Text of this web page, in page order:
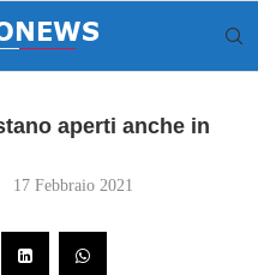
aperti anche in
17 Febbraio 2021